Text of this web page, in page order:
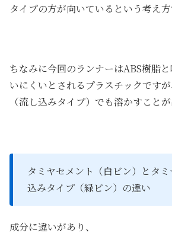
タイプの方が向いているという考え方
ちなみに今回のランナーはABS樹脂
いにくいとされるプラスチックです
（流し込みタイプ）でも溶かすことが
タミヤセメント（白ビン）とタ
込みタイプ（緑ビン）の違い
成分に違いがあり、